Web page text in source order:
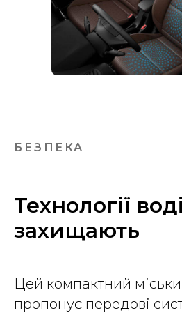
БЕЗПЕКА
Технології
захищають
Цей компактний
пропонує передові